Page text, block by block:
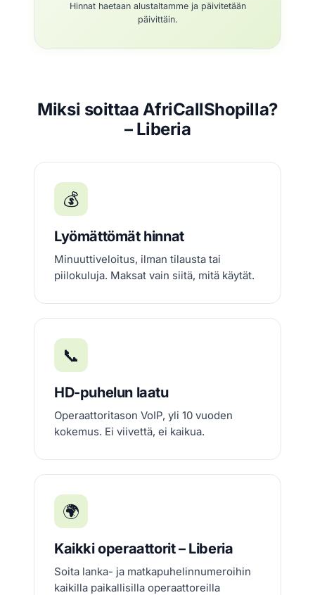
Hinnat haetaan alustaltamme ja päivitetään
päivittäin.
Miksi soittaa AfriCallShopilla?
– Liberia
💰
Lyömättömät hinnat
Minuuttiveloitus, ilman tilausta tai
piilokuluja. Maksat vain siitä, mitä käytät.
📞
HD-puhelun laatu
Operaattoritason VoIP, yli 10 vuoden
kokemus. Ei viivettä, ei kaikua.
🌍
Kaikki operaattorit – Liberia
Soita lanka- ja matkapuhelinnumeroihin
kaikilla paikallisilla operaattoreilla